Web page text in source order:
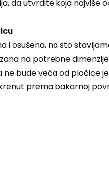
da utvrdite koja najviše
i osušena, na sto
na potrebne
ne bude veća od pločice
prema bakarnoj